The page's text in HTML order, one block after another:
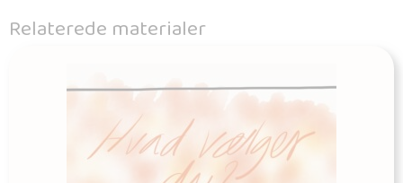
Relaterede materialer